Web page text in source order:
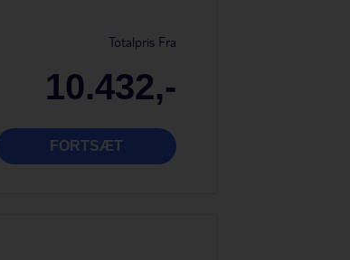
Totalpris Fra
10.432,-
FORTSÆT